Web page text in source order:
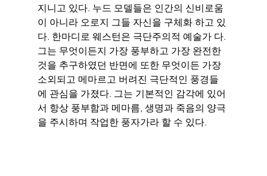
지니고 있다. 누드 모델들은 인간의 신비로움
이 아니라 오로지 그들 자신을 구체화 하고 있
다. 한마디로 웨스턴은 극단주의적 예술가 다.
그는 무엇이든지 가장 풍부하고 가장 완전한
것을 추구하였던 반면에 또한 무엇이든 가장
소외되고 메마르고 버려진 극단적인 풍경들
에 관심을 가졌다. 그는 기본적인 감각에 있어
서 항상 풍부함과 메마름, 생명과 죽음의 양극
을 주시하며 작업한 풍자가라 할 수 있다.